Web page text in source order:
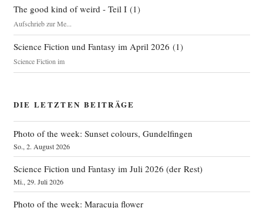
The good kind of weird - Teil I(1)
Aufschrieb zur Me...
Science Fiction und Fantasy im April 2026 (1)
Science Fiction im
DIE LETZTEN BEITRÄGE
Photo of the week: Sunset colours, Gundelfingen
So., 2. August 2026
Science Fiction und Fantasy im Juli 2026 (der Rest)
Mi., 29. Juli 2026
Photo of the week: Maracuja flower